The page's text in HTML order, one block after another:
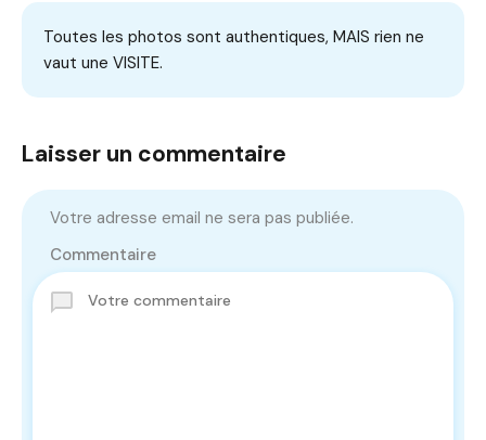
Toutes les photos sont authentiques, MAIS rien ne
vaut une VISITE.
Laisser un commentaire
Votre adresse email ne sera pas publiée.
Commentaire